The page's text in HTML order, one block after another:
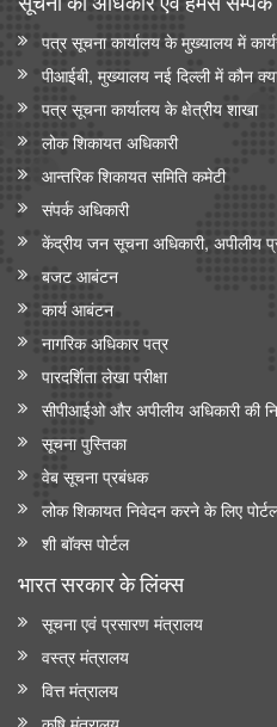
पत्र सूचना कार्यालय के मुख्यालय में
पीआईबी, मुख्यालय नई दिल्ली में कौन
पत्र सूचना कार्यालय के क्षेत्रीय शाखा
लोक शिकायत अधिकारी
आन्‍तरिक शिकायत समिति कमेटी
संपर्क अधिकारी
केंद्रीय जन सूचना अधिकारी, अपीलीय
बजट आबंटन
कार्य आबंटन
नागरिक अधिकार पत्र
पारदर्शिता लेखा परीक्षा
सीपीआईओ और अपी‍लीय अधिकारी की
सूचना पुस्तिका
वेब सूचना प्रबंधक
लोक शिकायत निवेदन करने के लिए
शी बॉक्स पोर्टल
भारत सरकार के लिंक्‍स
सूचना एवं प्रसारण मंत्रालय
वस्त्र मंत्रालय
वित्त मंत्रालय